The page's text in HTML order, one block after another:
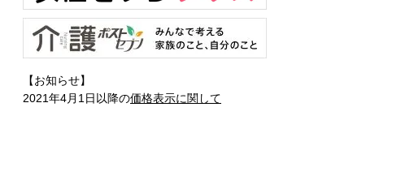
【お知らせ】
2021年4月1日以降の価格表示に関して